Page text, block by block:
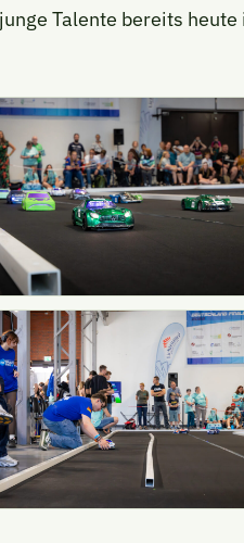
Talente bereits